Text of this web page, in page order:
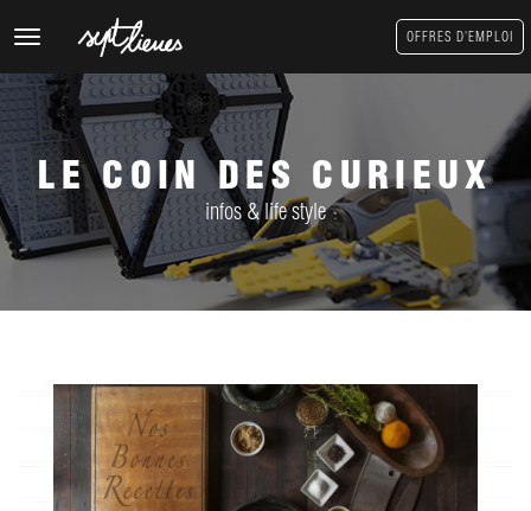
Toggle
OFFRES D'EMPLOI
LE COIN DES CURIEUX
infos & life style